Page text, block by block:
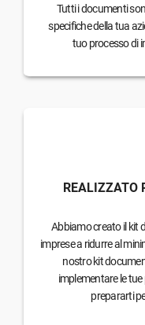
Tutti i documenti
specifiche della tua
tuo processo di
REALIZZATO
Abbiamo creato il kit
imprese a ridurre al
nostro kit
implementare le
prepararti